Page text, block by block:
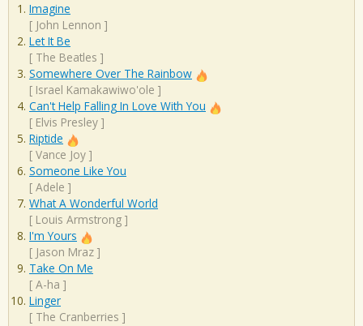
Imagine
[ John Lennon ]
Let It Be
[ The Beatles ]
Somewhere Over The Rainbow
[ Israel Kamakawiwo'ole ]
Can't Help Falling In Love With You
[ Elvis Presley ]
Riptide
[ Vance Joy ]
Someone Like You
[ Adele ]
What A Wonderful World
[ Louis Armstrong ]
I'm Yours
[ Jason Mraz ]
Take On Me
[ A-ha ]
Linger
[ The Cranberries ]